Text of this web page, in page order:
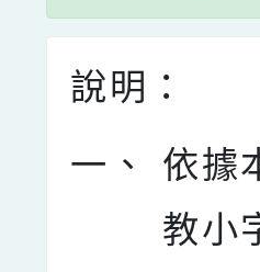
說明：
一、
依據
教小